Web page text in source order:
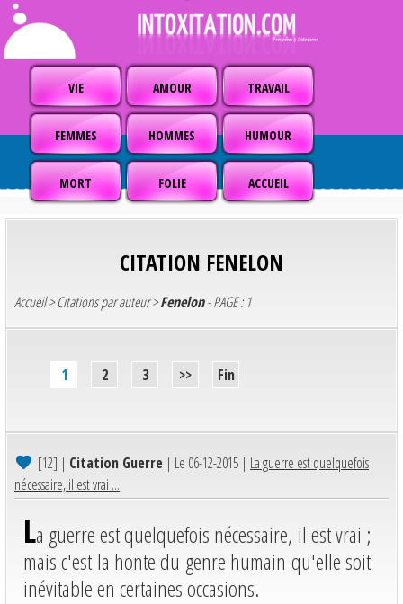
VIE AMOUR TRAVAIL
FEMMES HOMMES HUMOUR
MORT FOLIE ACCUEIL
CITATION FENELON
Accueil>Citations par auteur>Fenelon- PAGE : 1
1 2 3 >> Fin
[12] | Citation Guerre | Le 06-12-2015 | La guerre est quelquefois
nécessaire, il est vrai ...
La guerre est quelquefois nécessaire, il est vrai ;
mais c'est la honte du genre humain qu'elle soit
inévitable en certaines occasions.